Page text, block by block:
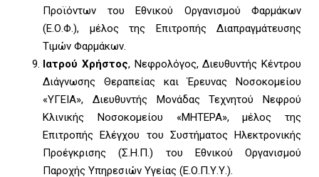
Προϊόντων του Εθνικού Οργανισμού Φαρμάκων
(Ε.Ο.Φ.), μέλος της Επιτροπής Διαπραγμάτευσης
Τιμών Φαρμάκων.
Ιατρού Χρήστος, Νεφρολόγος, Διευθυντής Κέντρου
Διάγνωσης Θεραπείας και Έρευνας Νοσοκομείου
«ΥΓΕΙΑ», Διευθυντής Μονάδας Τεχνητού Νεφρού
Κλινικής Νοσοκομείου «ΜΗΤΕΡΑ», μέλος της
Επιτροπής Ελέγχου του Συστήματος Ηλεκτρονικής
Προέγκρισης (Σ.Η.Π.) του Εθνικού Οργανισμού
Παροχής Υπηρεσιών Υγείας (Ε.Ο.Π.Υ.Υ.).